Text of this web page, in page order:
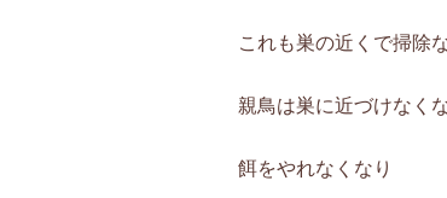
これも巣の近くで掃除
親鳥は巣に近づけなくな
餌をやれなくなり